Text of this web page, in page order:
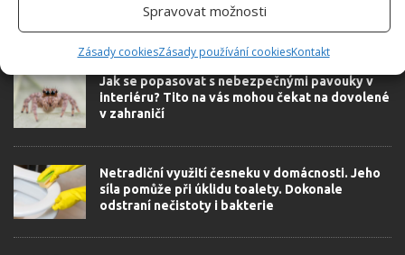
Spravovat možnosti
Zásady cookiesZásady používání cookiesKontakt
Jak se popasovat s nebezpečnými pavouky v
interiéru? Tito na vás mohou čekat na dovolené
v zahraničí
Netradiční využití česneku v domácnosti. Jeho
síla pomůže při úklidu toalety. Dokonale
odstraní nečistoty i bakterie